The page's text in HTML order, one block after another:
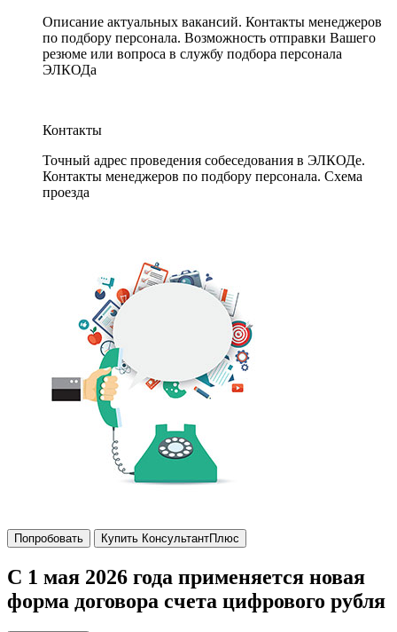
Описание актуальных вакансий. Контакты менеджеров
по подбору персонала. Возможность отправки Вашего
резюме или вопроса в службу подбора персонала
ЭЛКОДа
Контакты
Точный адрес проведения собеседования в ЭЛКОДе.
Контакты менеджеров по подбору персонала. Схема
проезда
Попробовать Купить КонсультантПлюс
С 1 мая 2026 года применяется новая
форма договора счета цифрового рубля